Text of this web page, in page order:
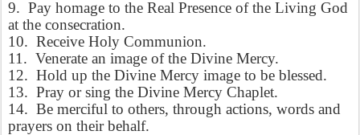
9. Pay homage to the Real Presence of the Living God
at the consecration.
10. Receive Holy Communion.
11. Venerate an image of the Divine Mercy.
12. Hold up the Divine Mercy image to be blessed.
13. Pray or sing the Divine Mercy Chaplet.
14. Be merciful to others, through actions, words and
prayers on their behalf.